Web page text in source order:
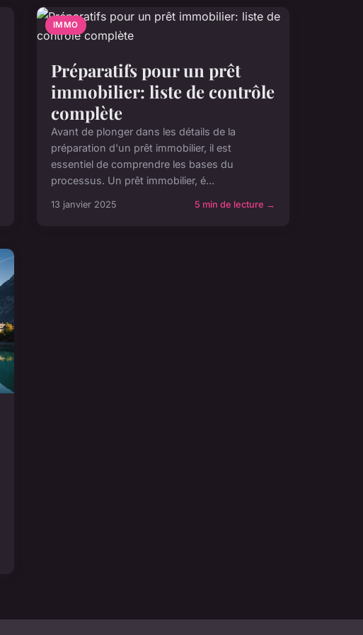
IMMO
Préparatifs pour un prêt
immobilier: liste de contrôle
complète
Avant de plonger dans les détails de la
préparation d'un prêt immobilier, il est
essentiel de comprendre les bases du
processus. Un prêt immobilier, é...
13 janvier 2025 5 min de lecture →